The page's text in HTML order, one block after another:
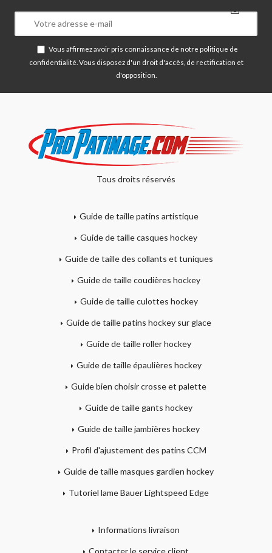
Vous affirmez avoir pris connaissance de notre politique de
confidentialité . Vous disposez d'un droit d'accès, de rectification et
d'opposition.
Tous droits réservés
Guide de taille patins artistique
Guide de taille casques hockey
Guide de taille des collants et tuniques
Guide de taille coudières hockey
Guide de taille culottes hockey
Guide de taille patins hockey sur glace
Guide de taille roller hockey
Guide de taille épaulières hockey
Guide bien choisir crosse et palette
Guide de taille gants hockey
Guide de taille jambières hockey
Profil d'ajustement des patins CCM
Guide de taille masques gardien hockey
Tutoriel lame Bauer Lightspeed Edge
Informations livraison
Contacter le service client